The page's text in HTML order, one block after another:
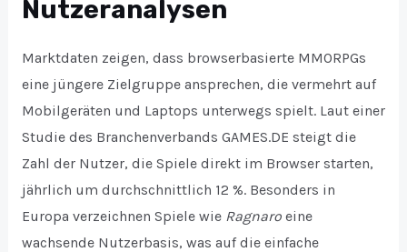
Nutzeranalysen
Marktdaten zeigen, dass browserbasierte MMORPGs
eine jüngere Zielgruppe ansprechen, die vermehrt auf
Mobilgeräten und Laptops unterwegs spielt. Laut einer
Studie des Branchenverbands GAMES.DE steigt die
Zahl der Nutzer, die Spiele direkt im Browser starten,
jährlich um durchschnittlich 12 %. Besonders in
Europa verzeichnen Spiele wie Ragnaroeine
wachsende Nutzerbasis, was auf die einfache